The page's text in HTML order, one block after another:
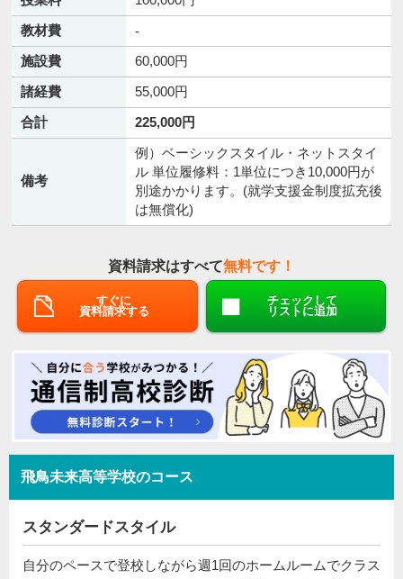
教材費
-
施設費
60,000円
諸経費
55,000円
合計
225,000円
備考
例）ベーシックスタイル・ネットスタイ
ル 単位履修料：1単位につき10,000円が
別途かかります。(就学支援金制度拡充後
は無償化)
資料請求はすべて無料です！
すぐに
資料請求する
チェックして
リストに追加
飛鳥未来高等学校のコース
スタンダードスタイル
自分のペースで登校しながら週1回のホームルームでクラス